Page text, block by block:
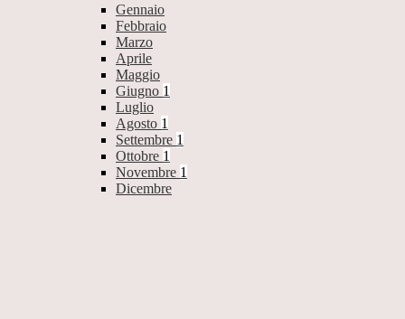
Gennaio
Febbraio
Marzo
Aprile
Maggio
Giugno 1
Luglio
Agosto 1
Settembre 1
Ottobre 1
Novembre 1
Dicembre